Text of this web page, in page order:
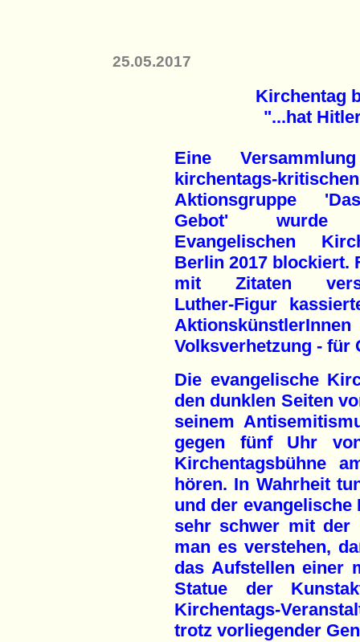
25.05.2017
Kirchentag
"...hat
Eine
kirchentags-kritischen
Aktionsgruppe
Gebot' wurde
Evangelischen
Berlin 2017 blockiert.
mit Zitaten
Luther-Figur
Volksverhetzung - für
Die evangelische
den dunklen Seiten
seinem
gegen fünf Uhr
Kirchentagsbühne
hören. In Wahrheit
und der
sehr schwer mit der
man es verstehen,
das Aufstellen einer
Statue der
Kirchentags-
trotz vorliegender